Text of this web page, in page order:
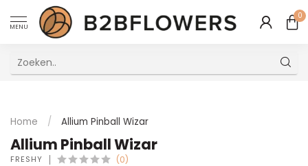
MENU
0
Home / Allium Pinball Wizar
Allium Pinball Wizar
FRESHY (0)